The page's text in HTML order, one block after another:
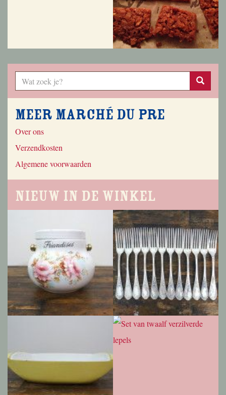
Meer Marché du Pre
Over ons
Verzendkosten
Algemene voorwaarden
Nieuw in de winkel